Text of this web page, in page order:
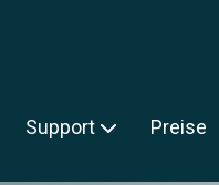
Support Preise